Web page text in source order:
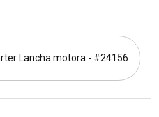
más.
Lancha motora - #24156